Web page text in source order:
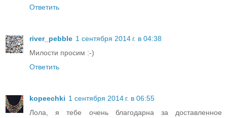
Ответить
river_pebble 1 сентября 2014 г. в 04:38
Милости просим :-)
Ответить
kopeechki 1 сентября 2014 г. в 06:55
Лола, я тебе очень благодарна за доставленное